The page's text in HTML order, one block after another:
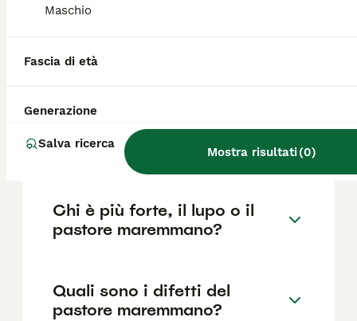
Maschio
Fascia di età
Generazione
Salva ricerca
Mostra risultati(0)
Maremmano di razza pura in Italia è di circa
reputazione dell'allevatore e la posizione.
Che differenza c'è tra il
pastore maremmano e il
pastore abruzzese?
Chi è più forte, il lupo o il
pastore maremmano?
Quali sono i difetti del
pastore maremmano?